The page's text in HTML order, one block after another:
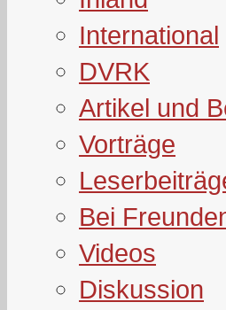
International
DVRK
Artikel und
Vorträge
Bei
Videos
Diskussion